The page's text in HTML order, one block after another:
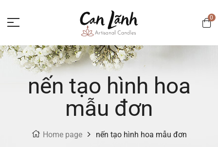
0
nến tạo hình hoa
mẫu đơn
Home page nến tạo hình hoa mẫu đơn